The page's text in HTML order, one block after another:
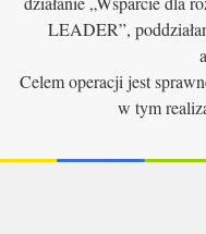
LEADER”,
Celem operacji jest
w tym